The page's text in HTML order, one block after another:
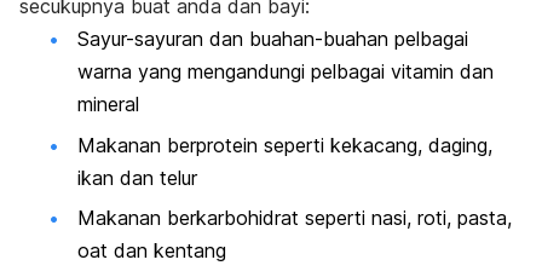
secukupnya buat anda dan bayi:
Sayur-sayuran dan buahan-buahan pelbagai
warna yang mengandungi pelbagai vitamin dan
mineral
Makanan berprotein seperti kekacang, daging,
ikan dan telur
Makanan berkarbohidrat seperti nasi, roti, pasta,
oat dan kentang